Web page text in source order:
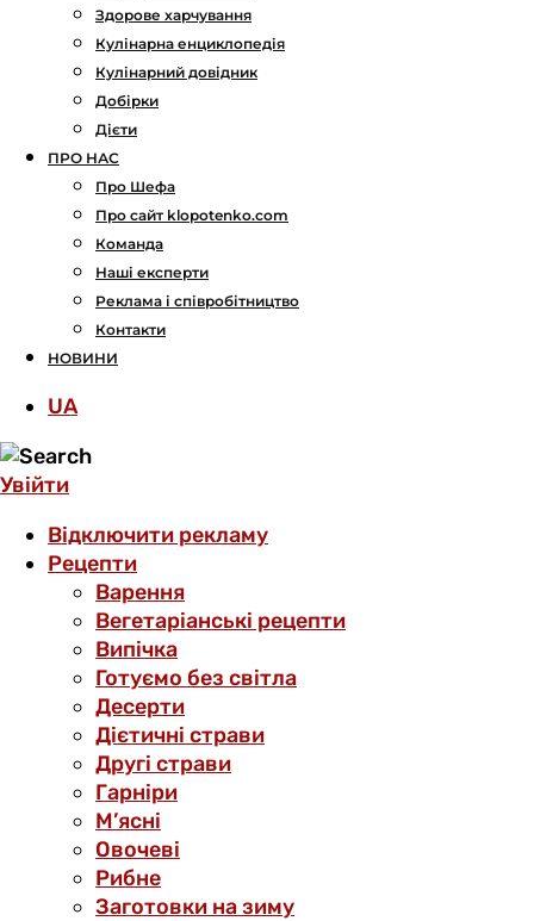
Здорове харчування
Кулінарна енциклопедія
Кулінарний довідник
Добірки
Дієти
ПРО НАС
Про Шефа
Про сайт klopotenko.com
Команда
Наші експерти
Реклама і співробітництво
Контакти
НОВИНИ
UA
Увійти
Відключити рекламу
Рецепти
Варення
Вегетаріанські рецепти
Випічка
Готуємо без світла
Десерти
Дієтичні страви
Другі страви
Гарніри
М’ясні
Овочеві
Рибне
Заготовки на зиму